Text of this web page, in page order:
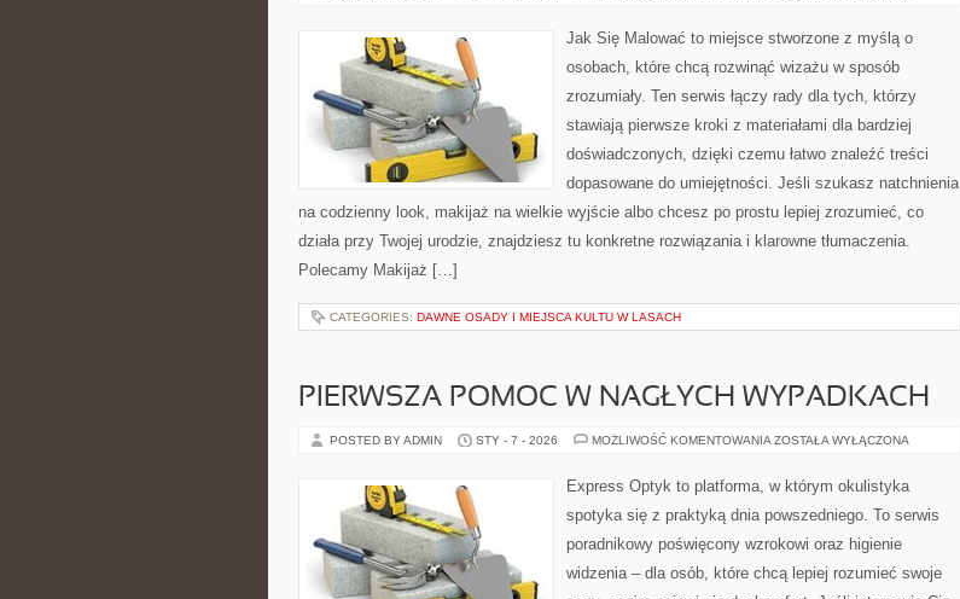
Jak Się Malować to miejsce stworzone z myślą o
osobach, które chcą rozwinąć wizażu w sposób
zrozumiały. Ten serwis łączy rady dla tych, którzy
stawiają pierwsze kroki z materiałami dla bardziej
doświadczonych, dzięki czemu łatwo znaleźć treści
dopasowane do umiejętności. Jeśli szukasz natchnienia
na codzienny look, makijaż na wielkie wyjście albo chcesz po prostu lepiej zrozumieć, co
działa przy Twojej urodzie, znajdziesz tu konkretne rozwiązania i klarowne tłumaczenia.
Polecamy Makijaż […]
CATEGORIES: DAWNE OSADY I MIEJSCA KULTU W LASACH
PIERWSZA POMOC W NAGŁYCH WYPADKACH
POSTED BY ADMIN STY - 7 - 2026 MOŻLIWOŚĆ KOMENTOWANIA PIERWSZA
NAGŁYCH
WYPADKACH
ZOSTAŁA WYŁĄCZONA
Express Optyk to platforma, w którym okulistyka
spotyka się z praktyką dnia powszedniego. To serwis
poradnikowy poświęcony wzrokowi oraz higienie
widzenia – dla osób, które chcą lepiej rozumieć swoje